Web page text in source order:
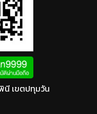
นี เขตปทุมวัน